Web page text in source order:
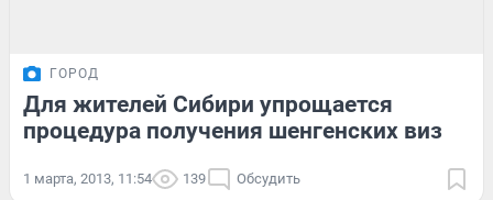
ГОРОД
Для жителей Сибири упрощается
процедура получения шенгенских виз
1 марта, 2013, 11:54 139 Обсудить